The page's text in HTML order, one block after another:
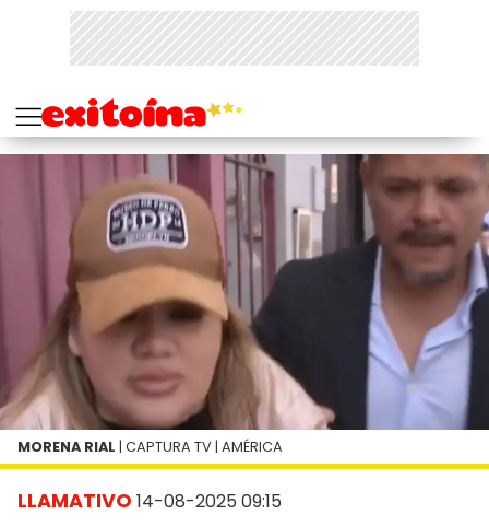
LLAMATIVO 14-08-2025 09:15
MORENA RIAL | CAPTURA TV | AMÉRICA